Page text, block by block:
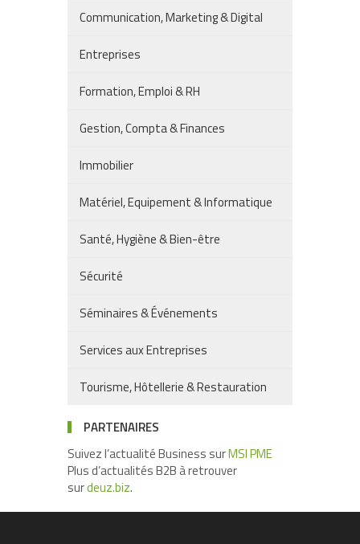
Communication, Marketing & Digital
Entreprises
Formation, Emploi & RH
Gestion, Compta & Finances
Immobilier
Matériel, Equipement & Informatique
Santé, Hygiène & Bien-être
Sécurité
Séminaires & Événements
Services aux Entreprises
Tourisme, Hôtellerie & Restauration
PARTENAIRES
Suivez l’actualité Business surMSI PME
Plus d’actualités B2B à retrouver
surdeuz.biz.